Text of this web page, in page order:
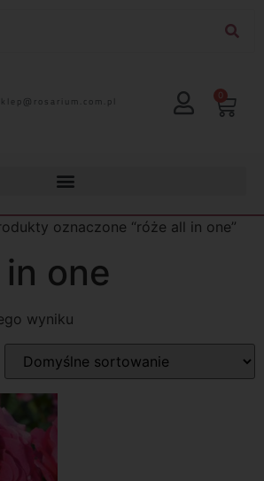
0
oznaczone “róże all in one”
one
wyniku